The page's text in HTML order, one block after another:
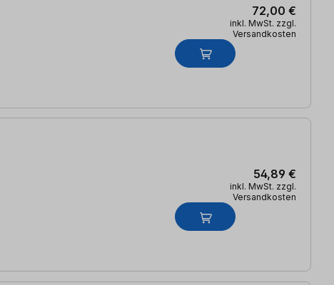
72,00 €
inkl. MwSt. zzgl.
Versandkosten
54,89 €
inkl. MwSt. zzgl.
Versandkosten